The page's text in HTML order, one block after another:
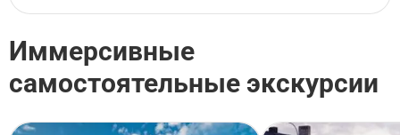
Иммерсивные
самостоятельные экскурсии